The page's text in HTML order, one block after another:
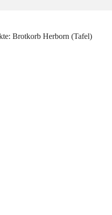
Brotkorb Herborn (Tafel)